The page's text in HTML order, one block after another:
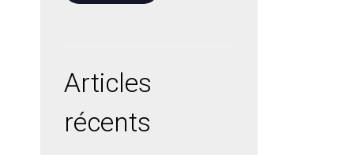
Articles
récents